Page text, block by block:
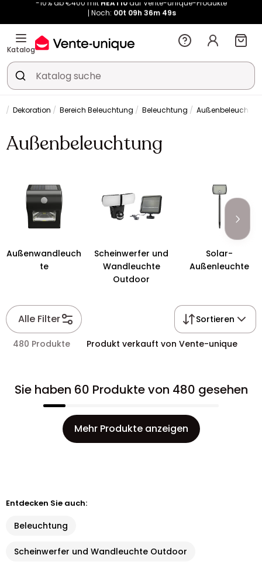
Noch:00t 09h 36m48s
Kauf-unique wird zu Vente-unique - Gleicher Shop, neuer Name!
-10% ab €400 mit
auf Vente-unique-Produkte
Noch:00t09h
Katalog
Dekoration Bereich Beleuchtung Beleuchtung
Außenbeleuchtung
Außenwandleuch
te
Scheinwerfer und
Wandleuchte
Outdoor
Solar-
Außenleuchte
Alle Filter Sortieren
480 Produkte Produkt verkauft von Vente-unique
Sie haben 60 Produkte von 480 gesehen
Mehr Produkte anzeigen
Entdecken Sie auch:
Beleuchtung
Scheinwerfer und Wandleuchte Outdoor